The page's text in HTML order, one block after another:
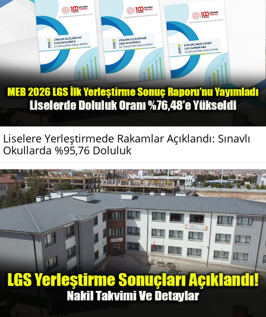
Liselere Yerleştirmede Rakamlar Açıklandı: Sınavlı
Okullarda %95,76 Doluluk